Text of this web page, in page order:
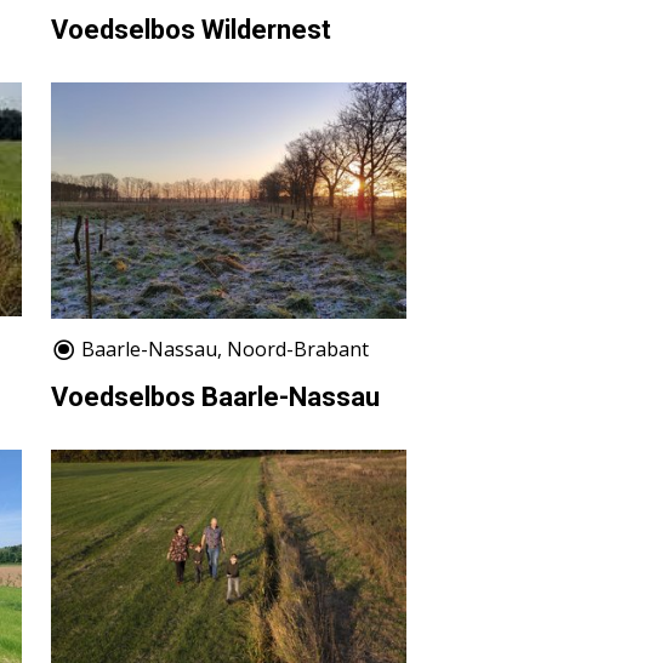
Voedselbos Wildernest
Baarle-Nassau, Noord-Brabant
Voedselbos Baarle-Nassau